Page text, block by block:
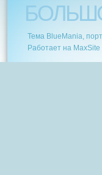
Тема BlueMania,
Работает на MaxSite